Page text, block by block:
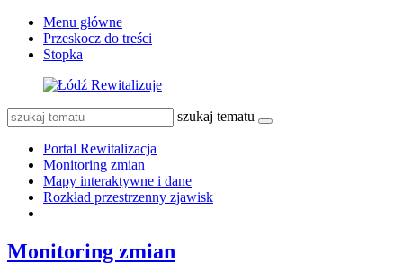
Menu główne
Przeskocz do treści
Stopka
szukaj tematu
Portal Rewitalizacja
Monitoring zmian
Mapy interaktywne i dane
Rozkład przestrzenny zjawisk
Monitoring zmian